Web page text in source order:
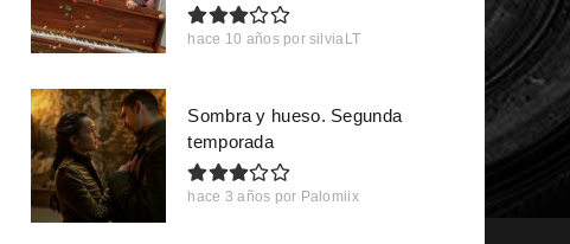
hace 10 años por silviaLT
Sombra y hueso. Segunda
temporada
hace 3 años por Palomiix